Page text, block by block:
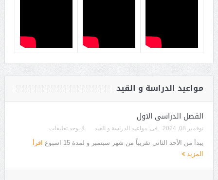
مواعيد الدراسة و القيد
الفصل الدراسى الاول
نوفمبر 08, 2024 فى: مواعيد الدراسة و القيد لا يوجد تعليقات
يبدأ من الأحد الثاني تقريباً من شهر سبتمبر و لمدة 15 اسبوع
اقرأ
المزيد